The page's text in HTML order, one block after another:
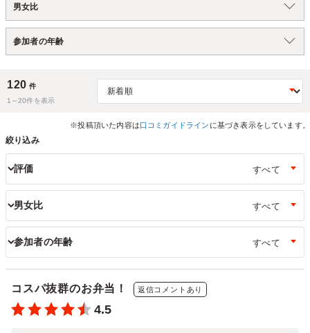
男女比
参加者の年齢
120 件
1～20件を表示
※投稿頂いた内容は口コミガイドライン に基づき表示をしています。
絞り込み
評価
男女比
参加者の年齢
コスパ抜群のお弁当！ 返信コメントあり
4.5